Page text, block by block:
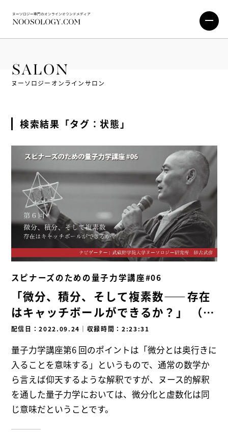
SALON
ヌーソロジーオンラインサロン
検索結果「タグ：状態」
スピナーズのための量子力学講座#06
「微分、積分、そして複素数――存在
はキャッチボールができるか？」 （ゲ
スト講師：砂古武彦）
配信日：2022.09.24 ｜ 収録時間：2:23:31
量子力学講座第6 回のポイントは「微分とは奥行きに
入ることを意味する」というもので、通常の数学か
ら言えば仰天するような解釈ですが、ヌース的解釈
を通した量子力学においては、微分化と虚数化は同
じ意味だということです。